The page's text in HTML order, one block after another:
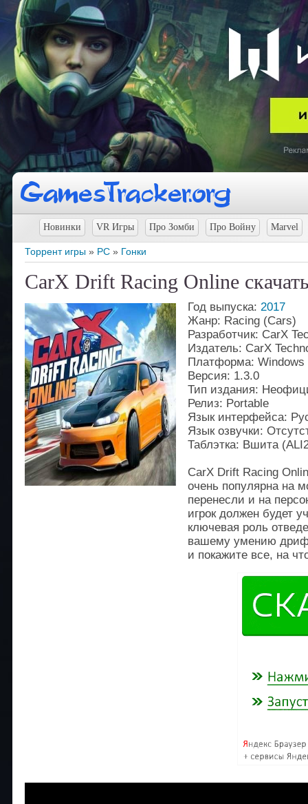
Новинки VR Игры Про Зомби Про Войну Marvel
Торрент игры » PC » Гонки
CarX Drift Racing Online
Год выпуска: 2017
Жанр: Racing (Cars)
Разработчик: CarX
Издатель: CarX
Платформа: Windows
Версия: 1.3.0
Тип издания:
Релиз: Portable
Язык интерфейса:
Язык озвучки:
Таблэтка: Вшита
CarX Drift Racing
очень популярна на
перенесли и на
игрок должен будет
ключевая роль
вашему умению
и покажите все, на